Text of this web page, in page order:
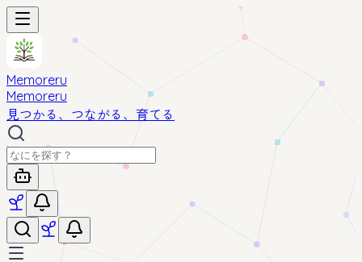
Memoreru
Memoreru
見つかる、つながる、育てる